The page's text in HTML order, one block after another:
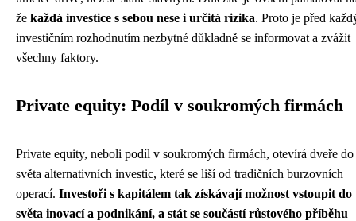
že každá investice s sebou nese i určitá rizika. Proto je před
investičním rozhodnutím nezbytné důkladně se informovat a zvážit
všechny faktory.
Private equity: Podíl v soukromých firmách
Private equity, neboli podíl v soukromých firmách, otevírá dveře do
světa alternativních investic, které se liší od tradičních burzovních
operací. Investoři s kapitálem tak získávají možnost vstoupit do
světa inovací a podnikání, a stát se součástí růstového příběhu